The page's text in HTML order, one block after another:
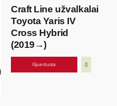
Craft Line užvalkalai
Toyota Yaris IV
Cross Hybrid
(2019→)
Išparduota